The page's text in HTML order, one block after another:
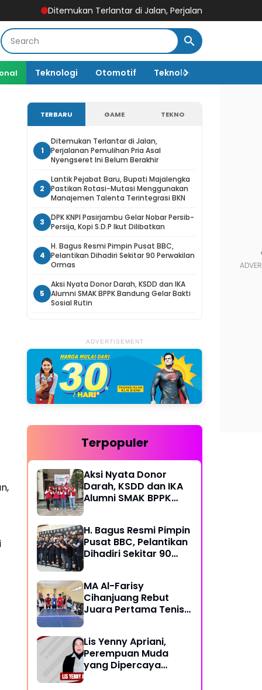
Terlantar di Jalan, Perjalanan Pemulihan Pria Asal
Teknologi Otomotif Teknologi AI
TERBARU GAME TEKNO
1
Ditemukan Terlantar di Jalan,
Perjalanan Pemulihan Pria Asal
Nyengseret Ini Belum Berakhir
2
Lantik Pejabat Baru, Bupati Majalengka
Pastikan Rotasi-Mutasi Menggunakan
Manajemen Talenta Terintegrasi BKN
3
DPK KNPI Pasirjambu Gelar Nobar Persib-
Persija, Kopi S.D.P Ikut Dilibatkan
4
H. Bagus Resmi Pimpin Pusat BBC,
Pelantikan Dihadiri Sekitar 90 Perwakilan
Ormas
5
Aksi Nyata Donor Darah, KSDD dan IKA
Alumni SMAK BPPK Bandung Gelar Bakti
Sosial Rutin
ADVERTISEMENT
Terpopuler
Aksi Nyata Donor
Darah, KSDD dan IKA
Alumni SMAK BPPK
H. Bagus Resmi Pimpin
Pusat BBC, Pelantikan
Dihadiri Sekitar 90
MA Al-Farisy
Cihanjuang Rebut
Juara Pertama Tenis
Lis Yenny Apriani,
Perempuan Muda
yang Dipercaya